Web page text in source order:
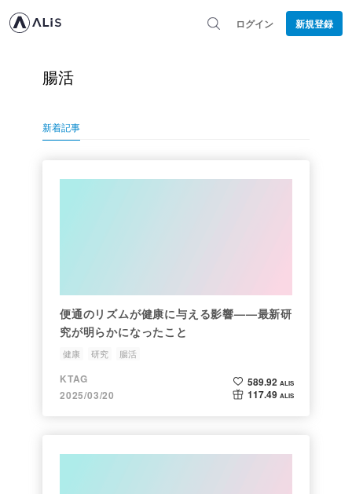
ログイン 新規登録
腸活
新着記事
便通のリズムが健康に与える影響——最新研
究が明らかになったこと
健康 研究 腸活
KTAG
2025/03/20
589.92 ALIS
117.49 ALIS